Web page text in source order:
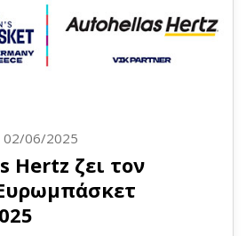
02/06/2025
Hertz ζει τον